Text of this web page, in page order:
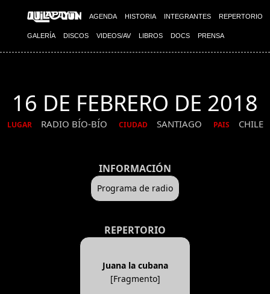
AGENDA HISTORIA INTEGRANTES REPERTORIO
GALERÍA DISCOS VIDEOS/AV LIBROS DOCS PRENSA
16 DE FEBRERO DE 2018
LUGAR RADIO BÍO-BÍO CIUDAD SANTIAGO PAIS CHILE
INFORMACIÓN
Programa de radio
REPERTORIO
Juana la cubana
[Fragmento]